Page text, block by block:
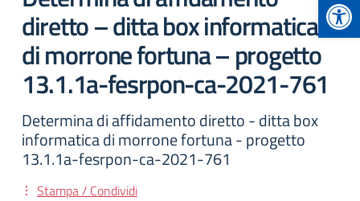
diretto – ditta box informatica
di morrone fortuna – progetto
13.1.1a-fesrpon-ca-2021-761
Determina di affidamento diretto - ditta box
informatica di morrone fortuna - progetto
13.1.1a-fesrpon-ca-2021-761
Stampa / Condividi